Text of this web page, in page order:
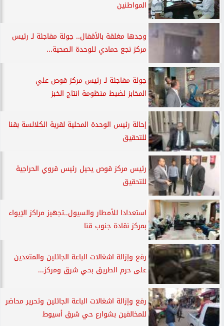
المواطنين
وجدها مغلقة بالأقفال.. جولة مفاجئة لـ رئيس
مركز نجع حمادي للوحدة الصحية...
جولة مفاجئة لـ رئيس مركز قوص علي
المخابز لضبط منظومة انتاج الخبز
إحالة رئيس الوحدة المحلية لقرية الكلالسة بقنا
للتحقيق
رئيس مركز قوص يحيل رئيس قروي الحراجية
للتحقيق
استعدادا للأمطار والسيول..تجهيز مراكز الإيواء
بمركز نقادة جنوب قنا
رفع وإزالة اشغالات الباعة الجائلين والمتعدين
على حرم الطريق بحي شرق ومركز...
رفع وإزالة اشغالات الباعة الجائلين وتحرير محاضر
للمخالفين بشوارع حي شرق أسيوط